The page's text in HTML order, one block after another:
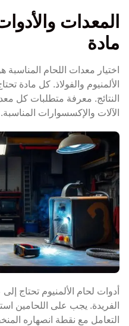
المعدات
مادة
اختيار معدات اللحام المناسبة
الألمنيوم والفولاذ. كل مادة
النتائج. معرفة متطلبات كل
الآلات والإكسسوارات المناسبة.
أدوات لحام الألمنيوم تحتاج
الفريدة. يجب على اللحامين
التعامل مع نقطة انصهاره